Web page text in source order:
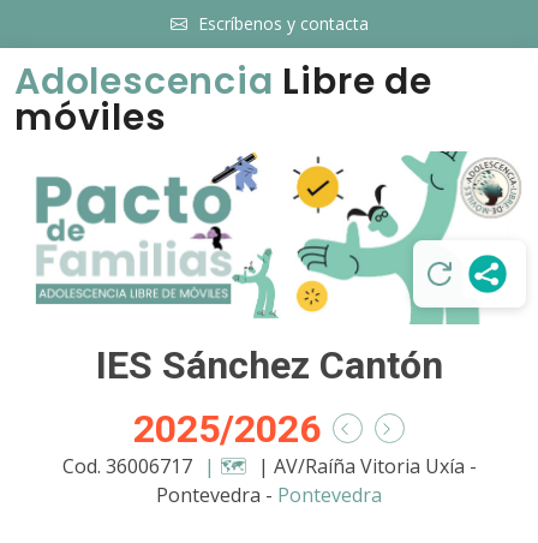
Escríbenos y contacta
Adolescencia Libre de
móviles
IES Sánchez Cantón
2025/2026
Cod. 36006717 | 🗺️ | AV/Raíña Vitoria Uxía -
Pontevedra - Pontevedra